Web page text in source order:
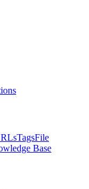
TagsFile
Base